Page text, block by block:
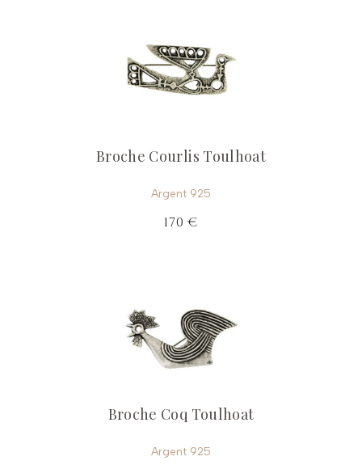
Broche Courlis Toulhoat
Argent 925
170 €
Broche Coq Toulhoat
Argent 925